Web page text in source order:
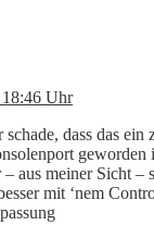
18:46 Uhr
schade, dass das ein
geworden
aus meiner Sicht –
mit ‘nem